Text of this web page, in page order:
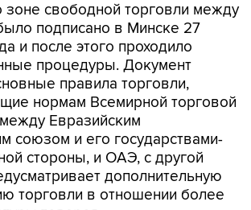
свободной торговли между
подписано в Минске 27
и после этого проходило
процедуры. Документ
правила торговли,
нормам Всемирной торговой
Евразийским
союзом и его государствами-
стороны, и ОАЭ, с другой
дополнительную
торговли в отношении более